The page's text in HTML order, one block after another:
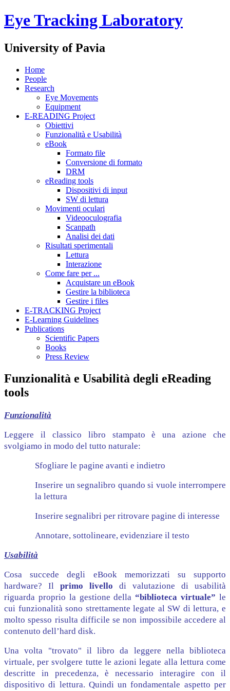
Eye Tracking Laboratory
University of Pavia
Home
People
Research
Eye Movements
Equipment
E-READING Project
Obiettivi
Funzionalità e Usabilità
eBook
Formato file
Conversione di formato
DRM
eReading tools
Dispositivi di input
SW di lettura
Movimenti oculari
Videooculografia
Scanpath
Analisi dei dati
Risultati sperimentali
Lettura
Interazione
Come fare per ...
Acquistare un eBook
Gestire la biblioteca
Gestire i files
E-TRACKING Project
E-Learning Guidelines
Publications
Scientific Papers
Books
Press Review
Funzionalità e Usabilità degli eReading
tools
Funzionalità
Leggere il classico libro stampato è una azione che
svolgiamo in modo del tutto naturale:
Sfogliare le pagine avanti e indietro
Inserire un segnalibro quando si vuole interrompere
la lettura
Inserire segnalibri per ritrovare pagine di interesse
Annotare, sottolineare, evidenziare il testo
Usabilità
Cosa succede degli eBook memorizzati su supporto
hardware? Il primo livello di valutazione di usabilità
riguarda proprio la gestione della“biblioteca virtuale” le
cui funzionalità sono strettamente legate al SW di lettura, e
molto spesso risulta difficile se non impossibile accedere al
contenuto dell’hard disk.
Una volta "trovato" il libro da leggere nella biblioteca
virtuale, per svolgere tutte le azioni legate alla lettura come
descritte in precedenza, è necessario interagire con il
dispositivo di lettura. Quindi un fondamentale aspetto per